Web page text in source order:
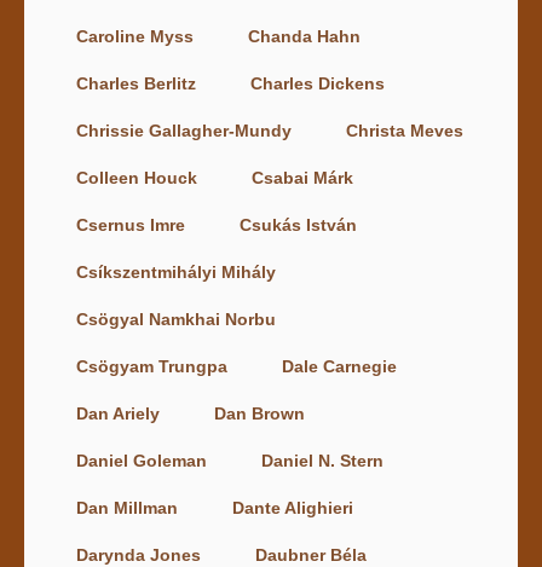
Caroline Myss Chanda Hahn
Charles Berlitz Charles Dickens
Chrissie Gallagher-Mundy Christa Meves
Colleen Houck Csabai Márk
Csernus Imre Csukás István
Csíkszentmihályi Mihály
Csögyal Namkhai Norbu
Csögyam Trungpa Dale Carnegie
Dan Ariely Dan Brown
Daniel Goleman Daniel N. Stern
Dan Millman Dante Alighieri
Darynda Jones Daubner Béla